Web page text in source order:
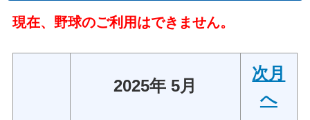
現在、野球のご利用はできません。
2025年 5月
次月
へ